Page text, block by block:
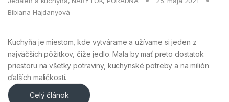
Bibiana Hajdanyová
Kuchyňa je miestom, kde vytvárame a užívame si jeden z
najväčších pôžitkov, čiže jedlo. Mala by mať preto dostatok
priestoru na všetky potraviny, kuchynské potreby a na milión
ďalších maličkostí.
Celý článok